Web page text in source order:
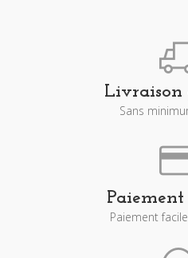
Livraison
Sans
Paiement
Paiement